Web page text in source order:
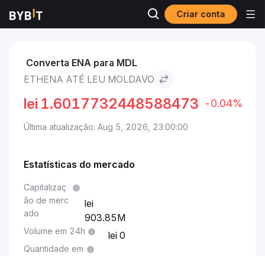
Criar conta
Mercados Ethena to Leu moldavo
Converta ENA para MDL
ETHENA ATÉ LEU MOLDAVO
lei 1.6017732448588473 -0.04%
Última atualização: Aug 5, 2026, 23:00:00
Estatísticas do mercado
Capitalizaç
ão de merc
ado
903.85M
Volume em 24h 0
Quantidade em